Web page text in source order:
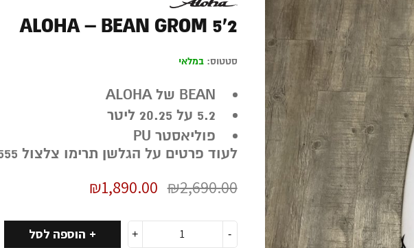
ALOHA – BEAN GROM 5’2
סטטוס: במלאי
BEAN של ALOHA
5.2 על 20.25 ליטר
פוליאסטר PU
לעוד פרטים על הגלשן תרימו צלצול 0584211555
₪2,690.00
₪1,890.00
הוספה לסל